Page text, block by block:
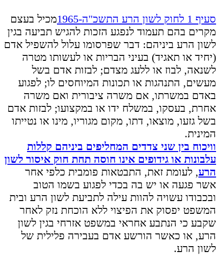
סעיף 1 לחוק לשון הרע התשכ"ה-1965
מכיל בעצם
מקרים בהם תעמוד לנפגע הזכות להגיש תביעה בגין
לשון הרע ביניהם: דבר שפרסומו עלול להשפיל אדם
(יחיד או תאגיד) בעיני הבריות או לעשותו מטרה
לשנאה, לבוז או ללעג מצדם; לבזות אדם בשל
מעשים, התנהגות או תכונות המיוחסים לו; לפגוע
באדם במשרתו, אם משרה ציבורית ואם משרה
אחרת, בעסקו, במשלח ידו או במקצועו; לבזות אדם
בשל גזעו, מוצאו, דתו, מקום מגוריו, מינו או נטייתו
המינית.
וויכוח בין שני צדדים המחליפים ביניהם קללות
עלבונות או גידופים אינו חוסה תחת חוק איסור לשון
הרע, לעומת זאת, התבטאות פומבית כלפי אחר
אשר פגעה או יש בה בכדי לפגוע בשמו הטוב
ובכבודו עשויה להוות עילה לתביעת לשון הרע ובית
המשפט יפסוק את הפיצוי ללא הוכחת נזק לאחר
שקבע כי הנתבע אחראי במשפט אזרחי בגין לשון
הרע, או כאשר הורשע אדם בעבירה פלילית של
לשון הרע.